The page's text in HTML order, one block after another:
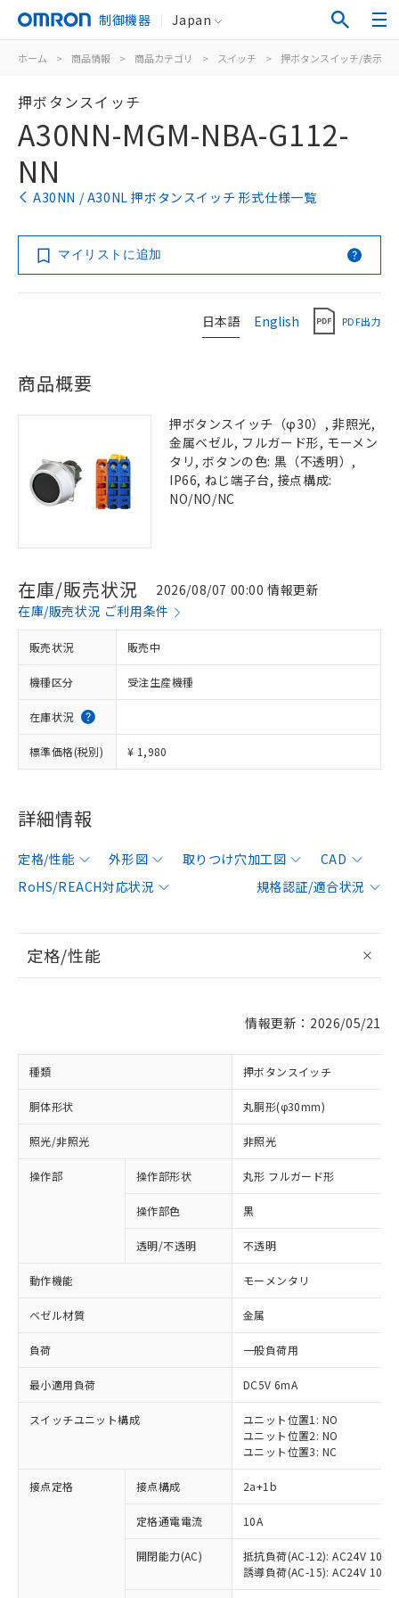
制御機器 Japan
ホーム > 商品情報 > 商品カテゴリ > スイッチ > 押ボタンスイッチ/表示灯
押ボタンスイッチ
A30NN-MGM-NBA-G112-
NN
A30NN / A30NL 押ボタンスイッチ 形式仕様一覧
マイリストに追加
日本語 English PDF出力
商品概要
押ボタンスイッチ（φ30）, 非照光,
金属ベゼル, フルガード形, モーメン
タリ, ボタンの色: 黒（不透明）,
IP66, ねじ端子台, 接点構成:
NO/NO/NC
在庫/販売状況
2026/08/07 00:00 情報更新
在庫/販売状況 ご利用条件
販売状況 販売中
機種区分 受注生産機種
在庫状況
標準価格(税別) ¥ 1,980
詳細情報
定格/性能 外形図 取りつけ穴加工図
CAD
RoHS/REACH対応状況
規格認証/適合状況
定格/性能
情報更新：2026/05/21
種類 押ボタンスイッチ
胴体形状 丸胴形(φ30mm)
照光/非照光 非照光
操作部 操作部形状 丸形 フルガード形
操作部色 黒
透明/不透明 不透明
動作機能 モーメンタリ
ベゼル材質 金属
負荷 一般負荷用
最小適用負荷 DC5V 6mA
スイッチユニット構成
ユニット位置1: NO
ユニット位置2: NO
ユニット位置3: NC
接点定格 接点構成 2a+1b
定格通電電流 10A
開閉能力(AC)
抵抗負荷(AC-12): AC24V 10A/
誘導負荷(AC-15): AC24V
※1 対応状況
対応済み：EU RoHS指令（10物質）の
非含有に対応した製品が提供可能な商品で
対応予定：EU RoHS指令（10物質）の非含